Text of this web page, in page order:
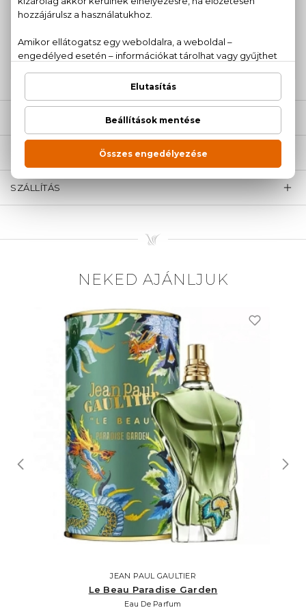
100% eredeti termékek,14 napos visszaküldési
Kérdésed van, elakadtál? Hívd ügyfélszolgálatunkat:
20 779 1924
SZÁLLÍTÁS
NEKED AJÁNLJUK
JEAN PAUL GAULTIER
Le Beau Paradise Garden
Eau De Parfum